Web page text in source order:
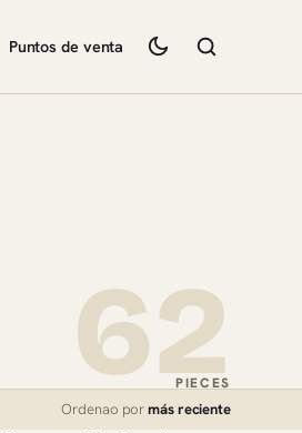
Puntos de venta
62
PIECES
Ordenao pormás reciente